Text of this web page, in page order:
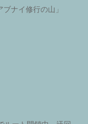
ナイ修行の山」